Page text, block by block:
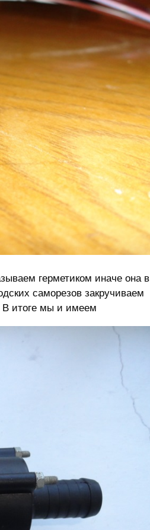
герметиком иначе она в
саморезов закручиваем
В итоге мы и имеем